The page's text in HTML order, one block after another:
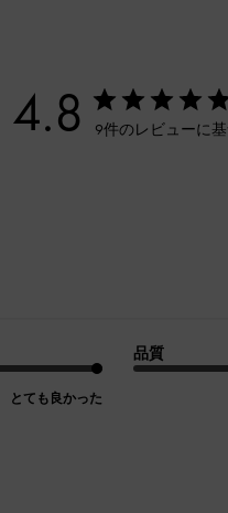
4.8 9件のレビューに基
とても良かった
品質